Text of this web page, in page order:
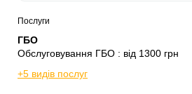
Послуги
ГБО
Обслуговування ГБО : від 1300 грн
+5 видів послуг